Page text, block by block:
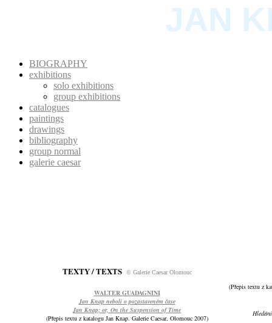
JAN
BIOGRAPHY
exhibitions
solo exhibitions
group exhibitions
catalogues
paintings
drawings
bibliography
group normal
galerie caesar
TEXTY / TEXTS © Galerie Caesar Olomouc
WALTER GUADAGNINI
Jan Knap neboli o pozastaveném čase
Jan Knap; or, On the Suspension of Time
(Přepis textu z katalogu Jan Knap. Galerie Caesar, Olomouc 2007)
(Přepis textu z